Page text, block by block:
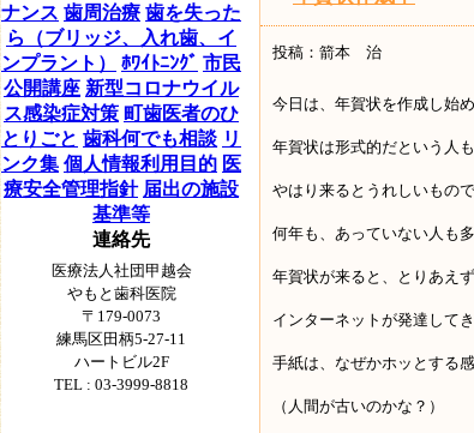
ナンス 歯周治療 歯を失った
ら（ブリッジ、入れ歯、イ
ンプラント）
ﾎﾜｲﾄﾆﾝｸﾞ 市民
公開講座 新型コロナウイル
ス感染症対策 町歯医者のひ
とりごと 歯科何でも相談 リ
ンク集 個人情報利用目的 医
療安全管理指針 届出の施設
基準等
連絡先
医療法人社団甲越会
やもと歯科医院
〒179-0073
練馬区田柄5-27-11
ハートビル2F
TEL : 03-3999-8818
投稿：箭本 治
今日は、年賀状を作成し始め
年賀状は形式的だという人も
やはり来るとうれしいもので
何年も、あっていない人も多
年賀状が来ると、とりあえ
インターネットが発達して
手紙は、なぜかホッとする感
（人間が古いのかな？）